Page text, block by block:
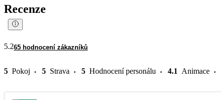
Recenze
5.265 hodnocení zákazníků
5 Pokoj 5 Strava 5 Hodnocení personálu 4.1 Animace